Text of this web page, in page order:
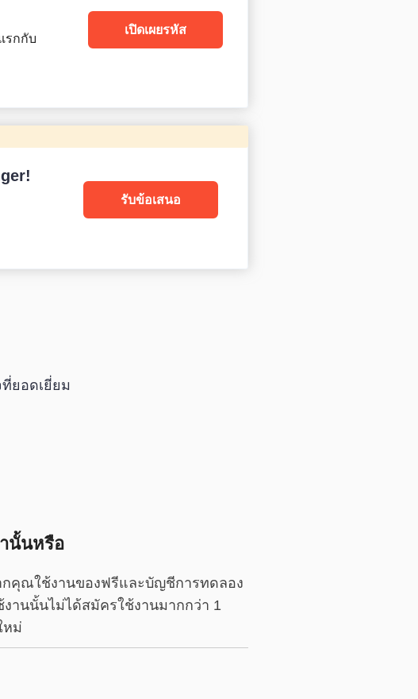
รกกับ
เปิดเผยรหัส
รับข้อเสนอ
ยอดเยี่ยม
นั้นหรือ
กคุณใช้งานของฟรีและบัญชีการทดลอง
านนั้นไม่ได้สมัครใช้งานมากกว่า 1
หม่